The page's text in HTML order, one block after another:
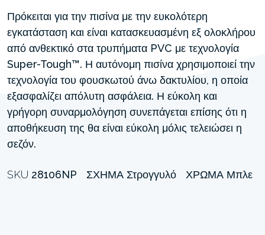
Πρόκειται για την πισίνα με την ευκολότερη
εγκατάσταση και είναι κατασκευασμένη εξ ολοκλήρου
από ανθεκτικό στα τρυπήματα PVC με τεχνολογία
Super-Tough™. Η αυτόνομη πισίνα χρησιμοποιεί την
τεχνολογία του φουσκωτού άνω δακτυλίου, η οποία
εξασφαλίζει απόλυτη ασφάλεια. Η εύκολη και
γρήγορη συναρμολόγηση συνεπάγεται επίσης ότι η
αποθήκευση της θα είναι εύκολη μόλις τελειώσει η
σεζόν.
SKU 28106NP ΣΧΉΜΑ Στρογγυλό ΧΡΏΜΑ Μπλε